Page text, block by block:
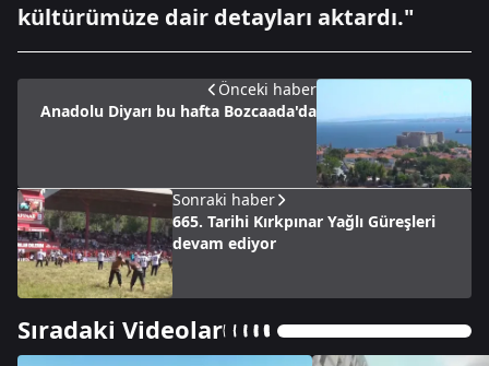
kültürümüze dair detayları aktardı."
Önceki haber
Anadolu Diyarı bu hafta Bozcaada'da
Sonraki haber
665. Tarihi Kırkpınar Yağlı Güreşleri
devam ediyor
Sıradaki Videolar